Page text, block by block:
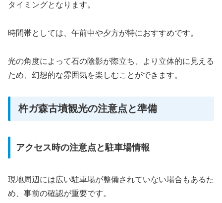
タイミングとなります。
時間帯としては、午前中や夕方が特におすすめです。
光の角度によって石の陰影が際立ち、より立体的に見える
ため、幻想的な雰囲気を楽しむことができます。
杵ガ森古墳観光の注意点と準備
アクセス時の注意点と駐車場情報
現地周辺には広い駐車場が整備されていない場合もあるた
め、事前の確認が重要です。